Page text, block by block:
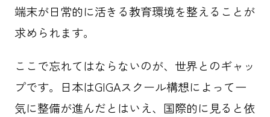
端末が日常的に活きる教育環境を整えることが
求められます。
ここで忘れてはならないのが、世界とのギャッ
プです。日本はGIGAスクール構想によって一
気に整備が進んだとはいえ、国際的に見ると依